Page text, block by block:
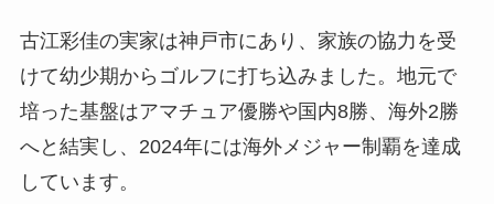
古江彩佳の実家は神戸市にあり、家族の協力を受
けて幼少期からゴルフに打ち込みました。地元で
培った基盤はアマチュア優勝や国内8勝、海外2勝
へと結実し、2024年には海外メジャー制覇を達成
しています。